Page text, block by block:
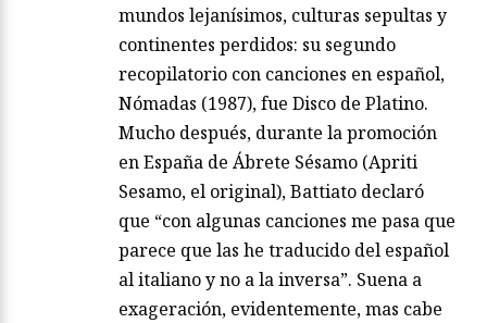
mundos lejanísimos, culturas sepultas y
continentes perdidos: su segundo
recopilatorio con canciones en español,
Nómadas (1987), fue Disco de Platino.
Mucho después, durante la promoción
en España de Ábrete Sésamo (Apriti
Sesamo, el original), Battiato declaró
que “con algunas canciones me pasa que
parece que las he traducido del español
al italiano y no a la inversa”. Suena a
exageración, evidentemente, mas cabe